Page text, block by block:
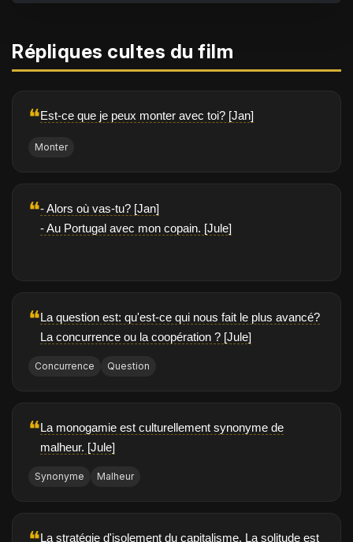
Répliques cultes du film
❝Est-ce que je peux monter avec toi? [Jan]
Monter
❝- Alors où vas-tu? [Jan]
- Au Portugal avec mon copain. [Jule]
❝La question est: qu'est-ce qui nous fait le plus avancé?
La concurrence ou la coopération ? [Jule]
Concurrence Question
❝La monogamie est culturellement synonyme de
malheur. [Jule]
Synonyme Malheur
La stratégie d'isolement du capitalisme. La solitude est